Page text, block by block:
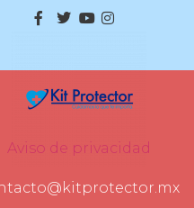
Aviso de privacidad